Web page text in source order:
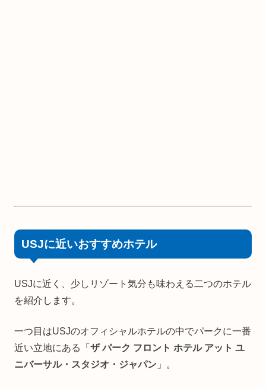
USJに近いおすすめホテル
USJに近く、少しリゾート気分も味わえる二つのホテル
を紹介します。
一つ目はUSJのオフィシャルホテルの中でパークに一番
近い立地にある「 ザ パーク フロント ホテル アット ユ
ニバーサル・スタジオ・ジャパン 」。